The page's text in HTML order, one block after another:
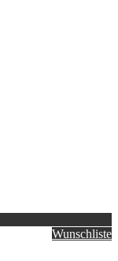
Wunschliste